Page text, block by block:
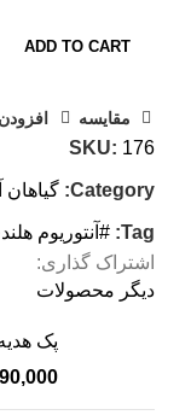
ADD TO CART
مقایسه
SKU: 176
Category: گیاهان
Tag: #آنتوریوم
اشتراک گذاری:
دیگر محصولات
پک